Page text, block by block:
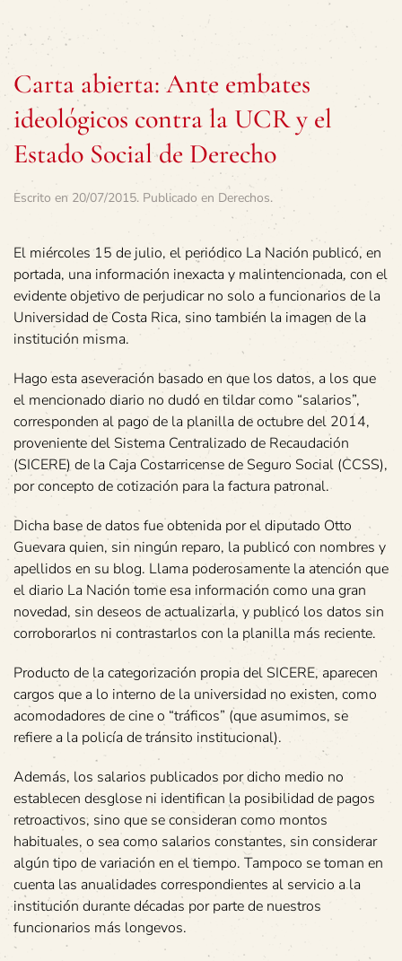
Carta abierta: Ante embates
ideológicos contra la UCR y el
Estado Social de Derecho
Escrito en 20/07/2015. Publicado en Derechos.
El miércoles 15 de julio, el periódico La Nación publicó, en
portada, una información inexacta y malintencionada, con el
evidente objetivo de perjudicar no solo a funcionarios de la
Universidad de Costa Rica, sino también la imagen de la
institución misma.
Hago esta aseveración basado en que los datos, a los que
el mencionado diario no dudó en tildar como “salarios”,
corresponden al pago de la planilla de octubre del 2014,
proveniente del Sistema Centralizado de Recaudación
(SICERE) de la Caja Costarricense de Seguro Social (CCSS),
por concepto de cotización para la factura patronal.
Dicha base de datos fue obtenida por el diputado Otto
Guevara quien, sin ningún reparo, la publicó con nombres y
apellidos en su blog. Llama poderosamente la atención que
el diario La Nación tome esa información como una gran
novedad, sin deseos de actualizarla, y publicó los datos sin
corroborarlos ni contrastarlos con la planilla más reciente.
Producto de la categorización propia del SICERE, aparecen
cargos que a lo interno de la universidad no existen, como
acomodadores de cine o “tráficos” (que asumimos, se
refiere a la policía de tránsito institucional).
Además, los salarios publicados por dicho medio no
establecen desglose ni identifican la posibilidad de pagos
retroactivos, sino que se consideran como montos
habituales, o sea como salarios constantes, sin considerar
algún tipo de variación en el tiempo. Tampoco se toman en
cuenta las anualidades correspondientes al servicio a la
institución durante décadas por parte de nuestros
funcionarios más longevos.